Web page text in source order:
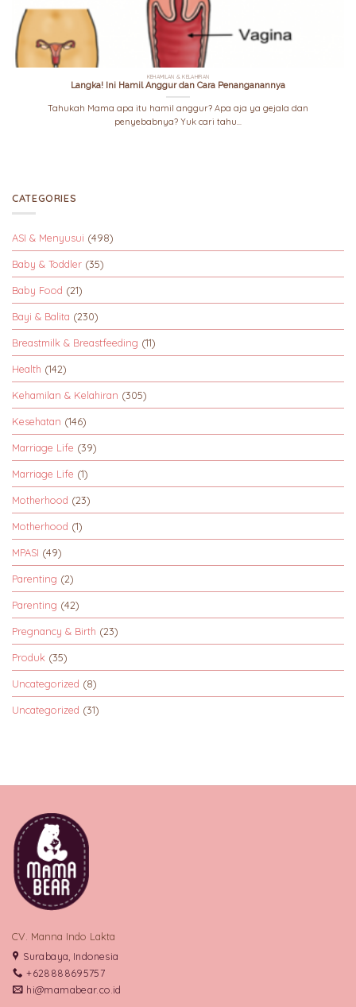
KEHAMILAN & KELAHIRAN
Langka! Ini Hamil Anggur dan Cara Penanganannya
Tahukah Mama apa itu hamil anggur? Apa aja ya gejala dan
penyebabnya? Yuk cari tahu...
CATEGORIES
ASI & Menyusui (498)
Baby & Toddler (35)
Baby Food (21)
Bayi & Balita (230)
Breastmilk & Breastfeeding (11)
Health (142)
Kehamilan & Kelahiran (305)
Kesehatan (146)
Marriage Life (39)
Marriage Life (1)
Motherhood (23)
Motherhood (1)
MPASI (49)
Parenting (2)
Parenting (42)
Pregnancy & Birth (23)
Produk (35)
Uncategorized (8)
Uncategorized (31)
CV. Manna Indo Lakta
Surabaya, Indonesia
+628888695757
hi@mamabear.co.id